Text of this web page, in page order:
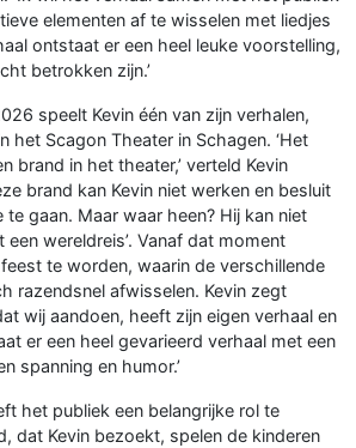
elementen af te wisselen met liedjes
ontstaat er een heel leuke voorstelling,
betrokken zijn.’
speelt Kevin één van zijn verhalen,
het Scagon Theater in Schagen. ‘Het
brand in het theater,’ verteld Kevin
brand kan Kevin niet werken en besluit
gaan. Maar waar heen? Hij kan niet
wereldreis’. Vanaf dat moment
te worden, waarin de verschillende
razendsnel afwisselen. Kevin zegt
wij aandoen, heeft zijn eigen verhaal en
er een heel gevarieerd verhaal met een
spanning en humor.’
het publiek een belangrijke rol te
dat Kevin bezoekt, spelen de kinderen